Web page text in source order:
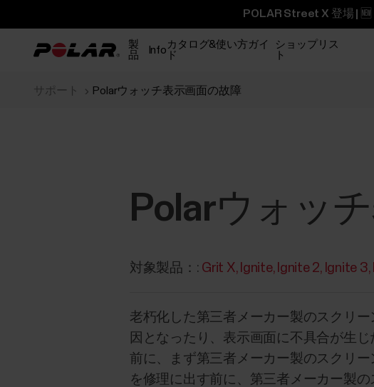
POLAR Street X 登場 |
製
品
Info カタログ&使い方ガイ
ド
ショップリス
ト
サポート Polarウォッチ表示画面の故障
Polarウォッ
対象製品：: Grit X Ignite Ignite 2 Ignite 3
老朽化した第三者メーカー製のスクリ
因となったり、表示画面に不具合が生
前に、まず第三者メーカー製のスクリ
を修理に出す前に、第三者メーカー製